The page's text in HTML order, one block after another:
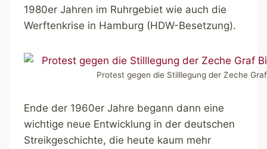
1980er Jahren im Ruhrgebiet wie auch die
Werftenkrise in Hamburg (HDW-Besetzung).
Protest gegen die Stilllegung der Zeche
Ende der 1960er Jahre begann dann eine
wichtige neue Entwicklung in der deutschen
Streikgeschichte, die heute kaum mehr